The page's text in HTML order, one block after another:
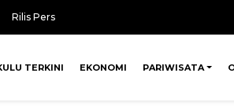
Rilis Pers
TERKINI EKONOMI PARIWISATA